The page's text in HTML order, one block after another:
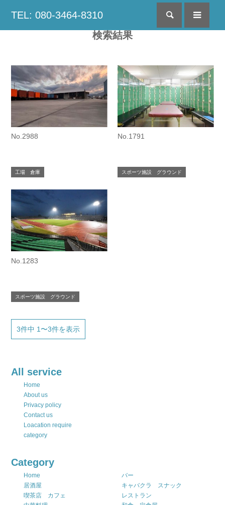
TEL: 080-3464-8310 検索
検索結果
No.2988
工場 倉庫
No.1791
スポーツ施設 グラウンド
No.1283
スポーツ施設 グラウンド
3件中 1〜3件を表示
All service
Home
About us
Privacy policy
Contact us
Loacation require
category
Category
Home
バー
居酒屋
キャバクラ スナック
喫茶店 カフェ
レストラン